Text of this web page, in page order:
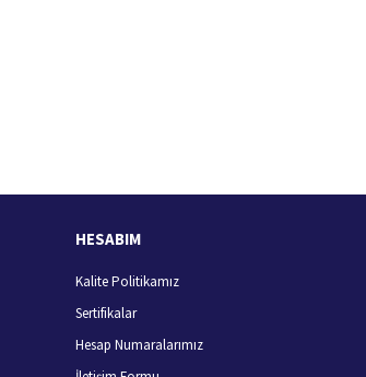
HESABIM
Kalite Politikamız
Sertifikalar
Hesap Numaralarımız